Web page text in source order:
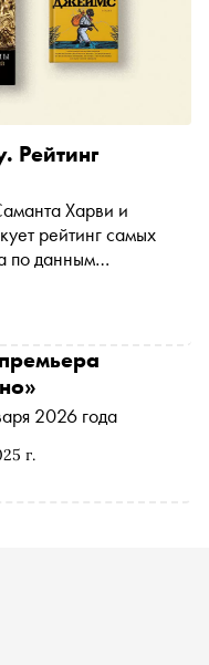
Рейтинг
Харви и
рейтинг самых
по данным
и детской
г.
2026 года